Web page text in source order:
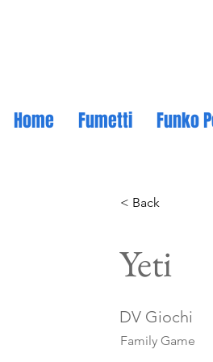
Home Fumetti Funko
< Back
Yeti
DV Giochi
Family Game